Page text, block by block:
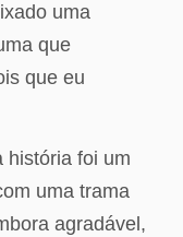
uma
que
que eu
história foi um
uma trama
agradável,